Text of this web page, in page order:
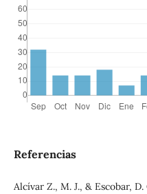
Referencias
Alcívar Z., M. J., & Escobar,